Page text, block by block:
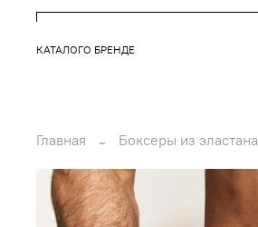
КАТАЛОГО БРЕНДЕ
Главная Боксеры из эластана